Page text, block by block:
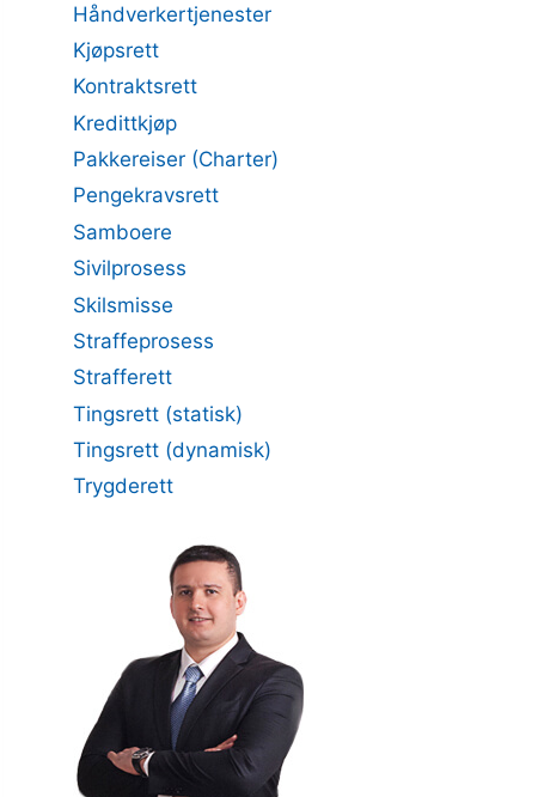
Håndverkertjenester
Kjøpsrett
Kontraktsrett
Kredittkjøp
Pakkereiser (Charter)
Pengekravsrett
Samboere
Sivilprosess
Skilsmisse
Straffeprosess
Strafferett
Tingsrett (statisk)
Tingsrett (dynamisk)
Trygderett